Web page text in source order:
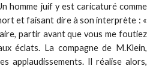
homme juif y est caricaturé comme
et faisant dire à son interprète : «
partir avant que vous me foutiez
éclats. La compagne de M.Klein,
applaudissements. Il réalise alors,